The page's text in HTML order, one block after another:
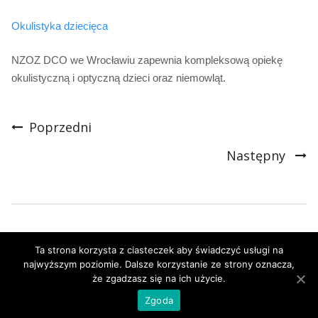
Okulistyczna
Okulistyka dziecięca
NZOZ DCO we Wrocławiu zapewnia kompleksową opiekę
okulistyczną i optyczną dzieci oraz niemowląt.
Nawigacja
Poprzedni
Następny
©2018 Dolnośląskie Centrum Okulistyczne
Ta strona korzysta z ciasteczek aby świadczyć usługi na
najwyższym poziomie. Dalsze korzystanie ze strony oznacza,
że zgadzasz się na ich użycie.
Zgoda